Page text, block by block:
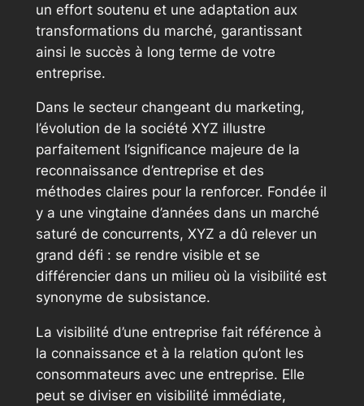
un effort soutenu et une adaptation aux
transformations du marché, garantissant
ainsi le succès à long terme de votre
entreprise.
Dans le secteur changeant du marketing,
l’évolution de la société XYZ illustre
parfaitement l’significance majeure de la
reconnaissance d’entreprise et des
méthodes claires pour la renforcer. Fondée il
y a une vingtaine d’années dans un marché
saturé de concurrents, XYZ a dû relever un
grand défi : se rendre visible et se
différencier dans un milieu où la visibilité est
synonyme de subsistance.
La visibilité d’une entreprise fait référence à
la connaissance et à la relation qu’ont les
consommateurs avec une entreprise. Elle
peut se diviser en visibilité immédiate,